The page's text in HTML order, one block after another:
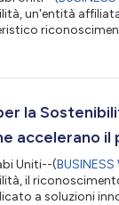
un'entità
del padre
un mondo più
la
accelerano il
Uniti--(BUSINESS
il
a soluzioni